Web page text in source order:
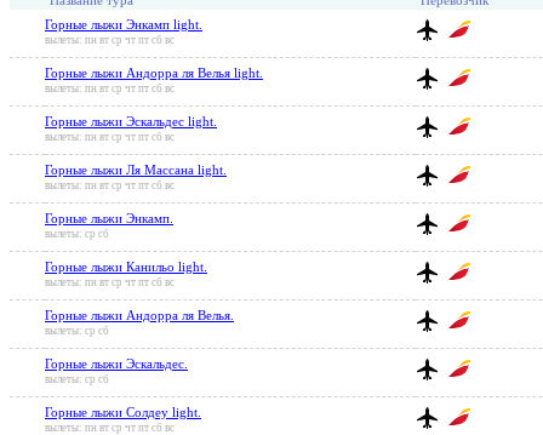
Горные лыжи Энкамп light.
вылеты: пн вт ср чт пт сб вс
Горные лыжи Андорра ля Велья light.
вылеты: пн вт ср чт пт сб вс
Горные лыжи Эскальдес light.
вылеты: пн вт ср чт пт сб вс
Горные лыжи Ля Массана light.
вылеты: пн вт ср чт пт сб вс
Горные лыжи Энкамп.
вылеты: ср сб
Горные лыжи Канильо light.
вылеты: пн вт ср чт пт сб вс
Горные лыжи Андорра ля Велья.
вылеты: ср сб
Горные лыжи Эскальдес.
вылеты: ср сб
Горные лыжи Солдеу light.
вылеты: пн вт ср чт пт сб вс